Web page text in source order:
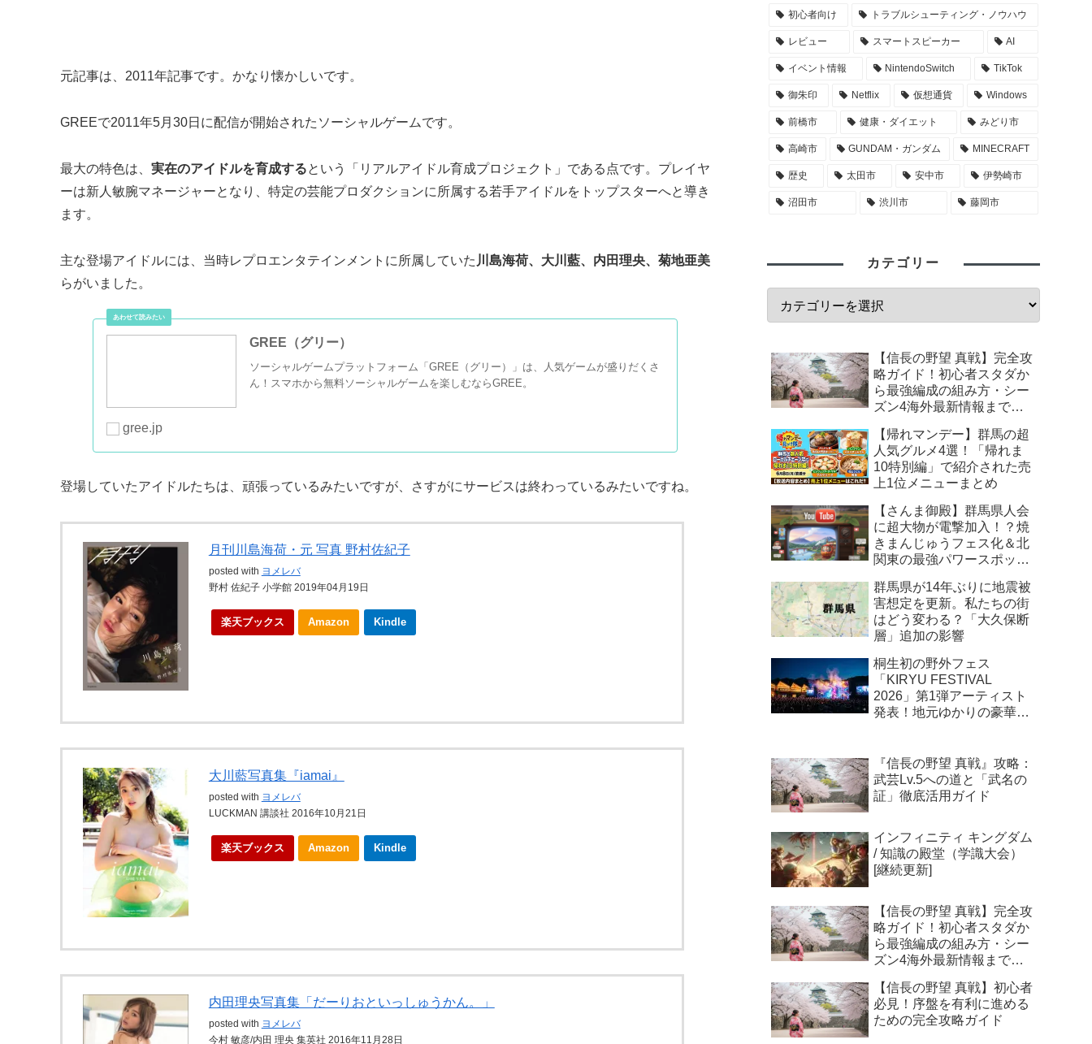
元記事は、2011年記事です。かなり懐かしいです。
GREEで2011年5月30日に配信が開始されたソーシャルゲームです。
最大の特色は、 実在のアイドルを育成するという「リアルアイドル育成プロジェクト」である点です。プレイヤ
ーは新人敏腕マネージャーとなり、特定の芸能プロダクションに所属する若手アイドルをトップスターへと導き
ます。
主な登場アイドルには、当時レプロエンタテインメントに所属していた 川島海荷、大川藍、内田理央、菊地亜美
らがいました。
GREE（グリー）
ソーシャルゲームプラットフォーム「GREE（グリー）」は、人気ゲームが盛りだくさ
ん！スマホから無料ソーシャルゲームを楽しむならGREE。
gree.jp
登場していたアイドルたちは、頑張っているみたいですが、さすがにサービスは終わっているみたいですね。
月刊川島海荷・元 写真 野村佐紀子
posted with ヨメレバ
野村 佐紀子 小学館 2019年04月19日
楽天ブックス Amazon Kindle
大川藍写真集『iamai』
posted with ヨメレバ
LUCKMAN 講談社 2016年10月21日
楽天ブックス Amazon Kindle
内田理央写真集「だーりおといっしゅうかん。」
posted with ヨメレバ
今村 敏彦/内田 理央 集英社 2016年11月28日
初心者向け トラブルシューティング・ノウハウ
レビュー スマートスピーカー AI
イベント情報 NintendoSwitch TikTok
御朱印 Netflix 仮想通貨 Windows
前橋市 健康・ダイエット みどり市
高崎市 GUNDAM・ガンダム MINECRAFT
歴史 太田市 安中市 伊勢崎市
沼田市 渋川市 藤岡市
カテゴリー
【信長の野望 真戦】完全攻
略ガイド！初心者スタダか
ら最強編成の組み方・シー
ズン4海外最新情報まで徹
【帰れマンデー】群馬の超
人気グルメ4選！「帰れま
10特別編」で紹介された売
上1位メニューまとめ
【さんま御殿】群馬県人会
に超大物が電撃加入！？焼
きまんじゅうフェス化＆北
関東の最強パワースポット
群馬県が14年ぶりに地震被
害想定を更新。私たちの街
はどう変わる？「大久保断
層」追加の影響
桐生初の野外フェス
「KIRYU FESTIVAL
2026」第1弾アーティスト
発表！地元ゆかりの豪華ユ
『信長の野望 真戦』攻略：
武芸Lv.5への道と「武名の
証」徹底活用ガイド
インフィニティ キングダム
/ 知識の殿堂（学識大会）
[継続更新]
【信長の野望 真戦】完全攻
略ガイド！初心者スタダか
ら最強編成の組み方・シー
ズン4海外最新情報まで徹
【信長の野望 真戦】初心者
必見！序盤を有利に進める
ための完全攻略ガイド